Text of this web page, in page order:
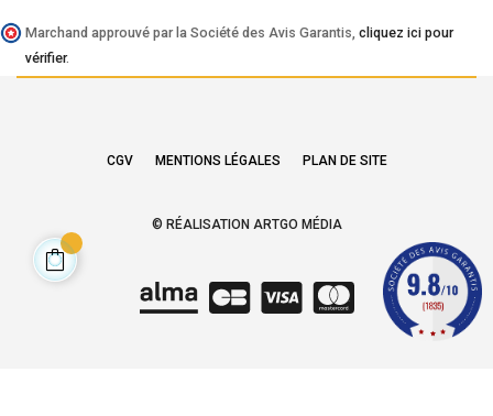
Marchand approuvé par la Société des Avis Garantis, cliquez ici pour
vérifier.
CGV MENTIONS LÉGALES PLAN DE SITE
© RÉALISATION ARTGO MÉDIA